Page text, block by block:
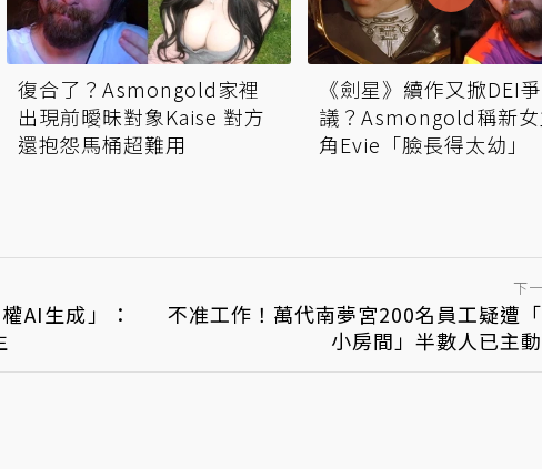
復合了？Asmongold家裡
出現前曖昧對象Kaise 對方
還抱怨馬桶超難用
《劍星》續作又掀DEI爭
議？Asmongold稱新女
角Evie「臉長得太幼」
AI生成」：
下
不准工作！萬代南夢宮200名員工疑遭
小房間」半數人已主